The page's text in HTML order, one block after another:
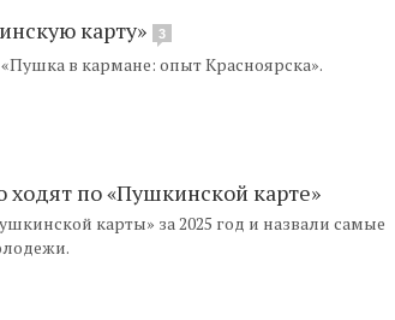
карту» 3
в кармане: опыт Красноярска».
ходят по «Пушкинской карте»
карты» за 2025 год и назвали самые